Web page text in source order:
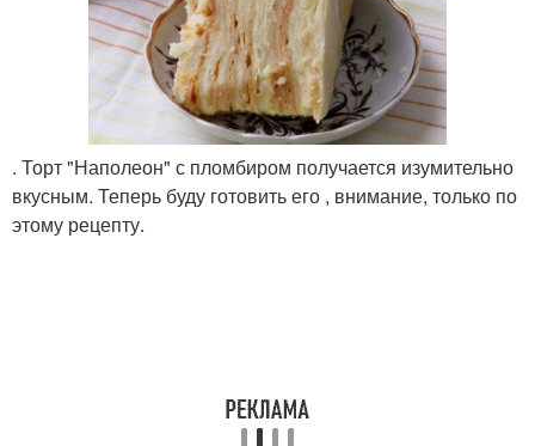
. Торт "Наполеон" с пломбиром получается изумительно
вкусным. Теперь буду готовить его , внимание, только по
этому рецепту.